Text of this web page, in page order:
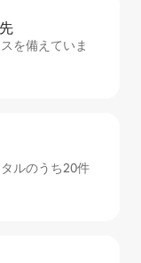
を備えていま
ルのうち20件